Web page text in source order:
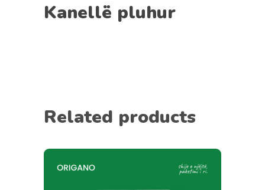
Kanellë pluhur
Related products